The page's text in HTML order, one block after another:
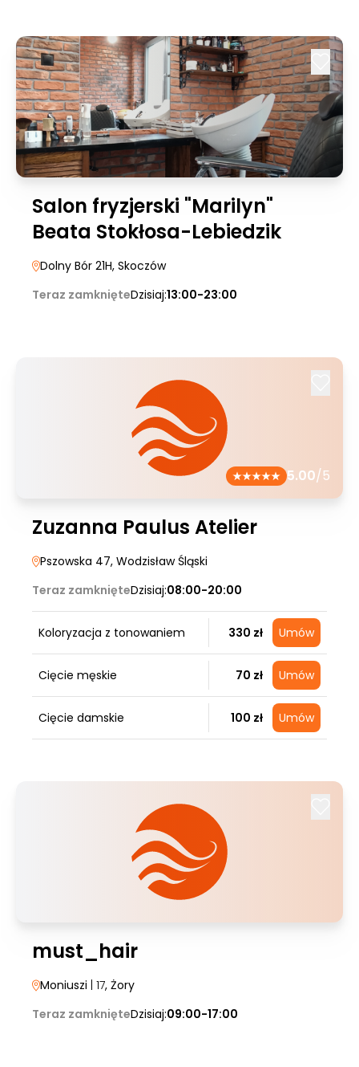
Salon fryzjerski "Marilyn"
Beata Stokłosa-Lebiedzik
Dolny Bór 21H, Skoczów
Teraz zamknięteDzisiaj:13:00-23:00
5.00/5
Zuzanna Paulus Atelier
Pszowska 47, Wodzisław Śląski
Teraz zamknięteDzisiaj:08:00-20:00
Koloryzacja z tonowaniem 330 zł Umów
Cięcie męskie 70 zł Umów
Cięcie damskie 100 zł Umów
must_hair
Moniuszi | 17, Żory
Teraz zamknięteDzisiaj:09:00-17:00